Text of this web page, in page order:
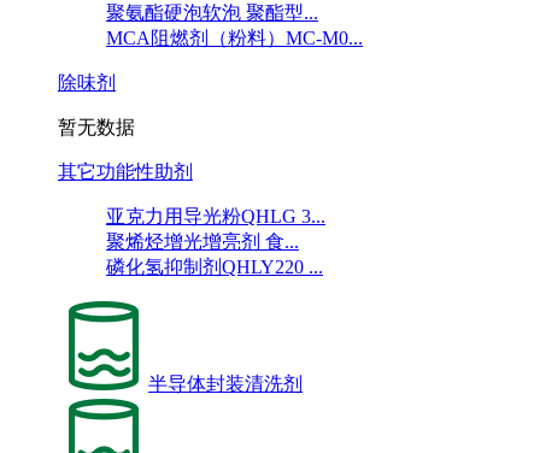
聚氨酯硬泡软泡 聚酯型...
MCA阻燃剂（粉料）MC-M0...
除味剂
暂无数据
其它功能性助剂
亚克力用导光粉QHLG 3...
聚烯烃增光增亮剂 食...
磷化氢抑制剂QHLY220 ...
半导体封装清洗剂